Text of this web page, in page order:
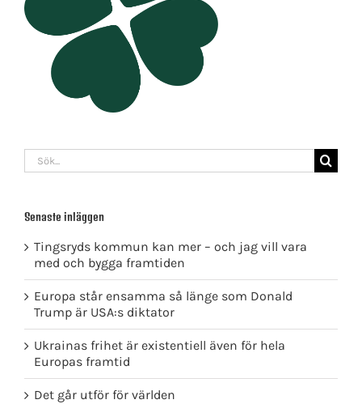
Sök
efter:
Senaste inläggen
Tingsryds kommun kan mer – och jag vill vara
med och bygga framtiden
Europa står ensamma så länge som Donald
Trump är USA:s diktator
Ukrainas frihet är existentiell även för hela
Europas framtid
Det går utför för världen